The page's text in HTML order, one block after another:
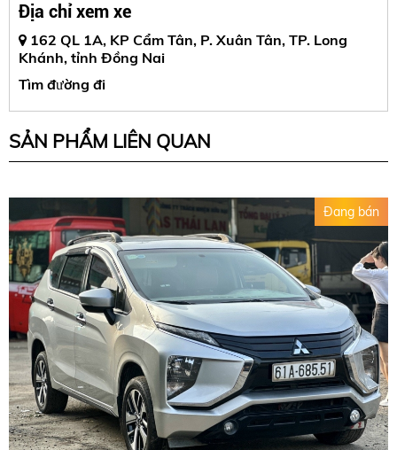
Địa chỉ xem xe
162 QL 1A, KP Cẩm Tân, P. Xuân Tân, TP. Long
Khánh, tỉnh Đồng Nai
Tìm đường đi
SẢN PHẨM LIÊN QUAN
Đang bán